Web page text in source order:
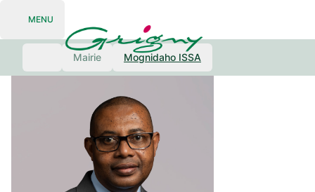
Open navigation
MENU
Mairie Mognidaho ISSA